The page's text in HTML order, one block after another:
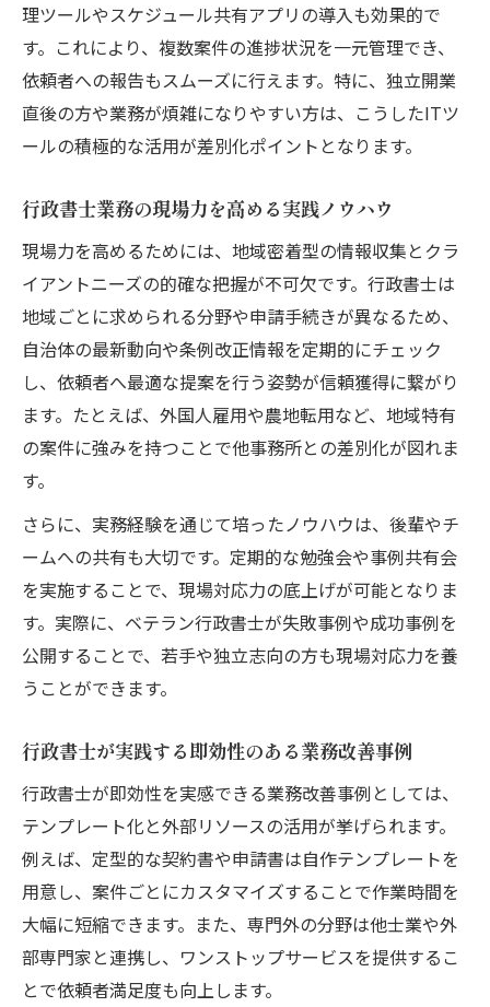
理ツールやスケジュール共有アプリの導入も効果的で
す。これにより、複数案件の進捗状況を一元管理でき、
依頼者への報告もスムーズに行えます。特に、独立開業
直後の方や業務が煩雑になりやすい方は、こうしたITツ
ールの積極的な活用が差別化ポイントとなります。
行政書士業務の現場力を高める実践ノウハウ
現場力を高めるためには、地域密着型の情報収集とクラ
イアントニーズの的確な把握が不可欠です。行政書士は
地域ごとに求められる分野や申請手続きが異なるため、
自治体の最新動向や条例改正情報を定期的にチェック
し、依頼者へ最適な提案を行う姿勢が信頼獲得に繋がり
ます。たとえば、外国人雇用や農地転用など、地域特有
の案件に強みを持つことで他事務所との差別化が図れま
す。
さらに、実務経験を通じて培ったノウハウは、後輩やチ
ームへの共有も大切です。定期的な勉強会や事例共有会
を実施することで、現場対応力の底上げが可能となりま
す。実際に、ベテラン行政書士が失敗事例や成功事例を
公開することで、若手や独立志向の方も現場対応力を養
うことができます。
行政書士が実践する即効性のある業務改善事例
行政書士が即効性を実感できる業務改善事例としては、
テンプレート化と外部リソースの活用が挙げられます。
例えば、定型的な契約書や申請書は自作テンプレートを
用意し、案件ごとにカスタマイズすることで作業時間を
大幅に短縮できます。また、専門外の分野は他士業や外
部専門家と連携し、ワンストップサービスを提供するこ
とで依頼者満足度も向上します。